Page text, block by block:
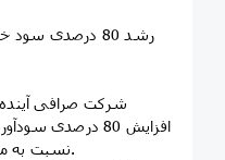
رشد 80 درصدی
شرکت صرافی
نسبت به مدت مشابه در سال 1402 خبر داد.